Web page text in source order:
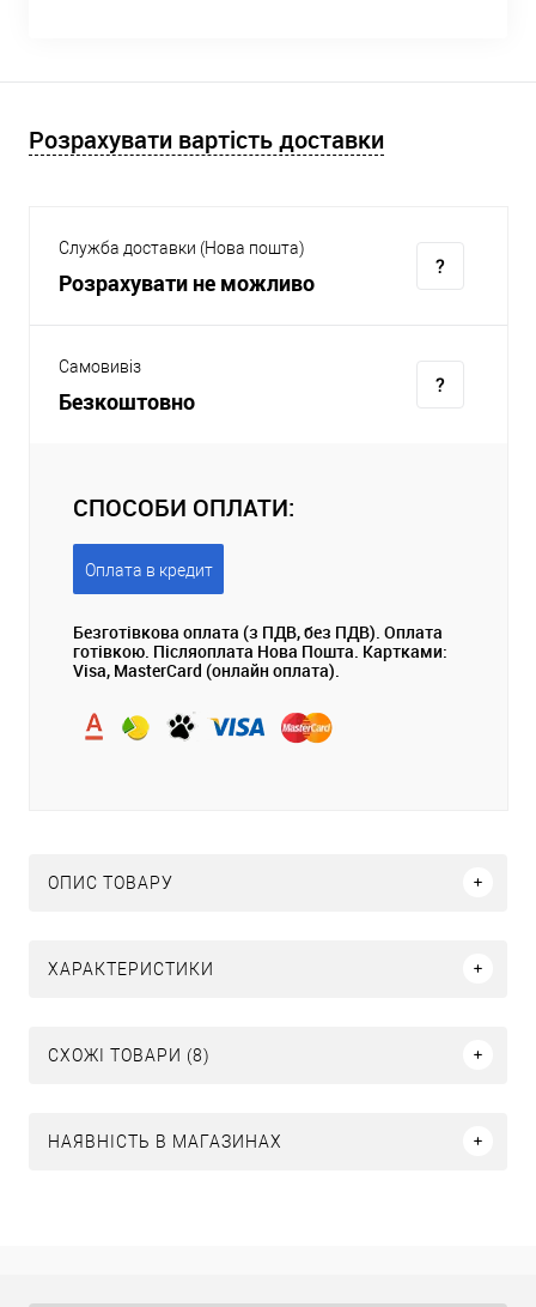
Розрахувати вартість доставки
Служба доставки (Нова пошта)
Розрахувати не можливо
Самовивіз
Безкоштовно
СПОСОБИ ОПЛАТИ:
Оплата в кредит
Безготівкова оплата (з ПДВ, без ПДВ). Оплата
готівкою. Післяоплата Нова Пошта. Картками:
Visa, MasterCard (онлайн оплата).
ОПИС ТОВАРУ
ХАРАКТЕРИСТИКИ
СХОЖІ ТОВАРИ (8)
НАЯВНІСТЬ В МАГАЗИНАХ